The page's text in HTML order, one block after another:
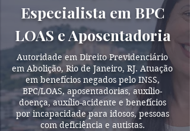
Especialista em BPC
LOAS e Aposentadoria
Autoridade em Direito Previdenciário
em Abolição, Rio de Janeiro, RJ. Atuação
em benefícios negados pelo INSS,
BPC/LOAS, aposentadorias, auxílio-
doença, auxílio-acidente e benefícios
por incapacidade para idosos, pessoas
com deficiência e autistas.